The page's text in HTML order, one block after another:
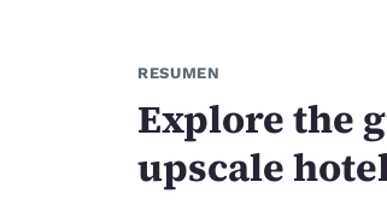
RESUMEN
Explore the
upscale